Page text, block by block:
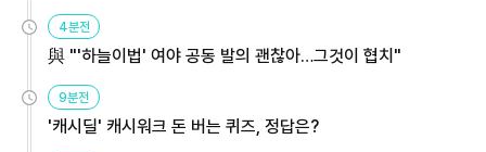
4분전
與 "'하늘이법' 여야 공동 발의 괜찮아…그것이 협치"
9분전
'캐시딜' 캐시워크 돈 버는 퀴즈, 정답은?